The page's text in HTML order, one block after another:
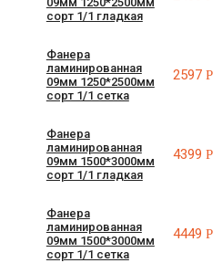
сорт 1/1 гладкая
Фанера
ламинированная
09мм 1250*2500мм
сорт 1/1 сетка
2597Р
Фанера
ламинированная
09мм 1500*3000мм
сорт 1/1 гладкая
4399Р
Фанера
ламинированная
09мм 1500*3000мм
сорт 1/1 сетка
4449Р